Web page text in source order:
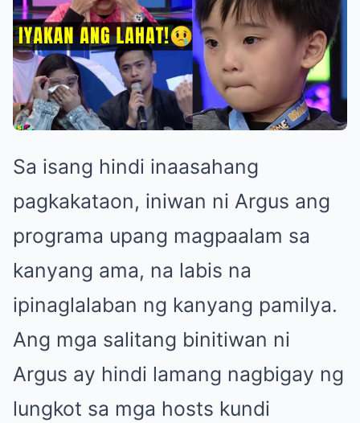
Sa isang hindi inaasahang
pagkakataon, iniwan ni Argus ang
programa upang magpaalam sa
kanyang ama, na labis na
ipinaglalaban ng kanyang pamilya.
Ang mga salitang binitiwan ni
Argus ay hindi lamang nagbigay ng
lungkot sa mga hosts kundi